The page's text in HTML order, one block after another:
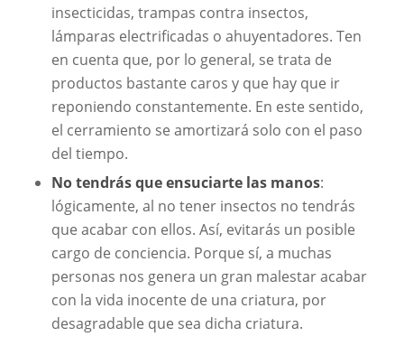
insecticidas, trampas contra insectos,
lámparas electrificadas o ahuyentadores. Ten
en cuenta que, por lo general, se trata de
productos bastante caros y que hay que ir
reponiendo constantemente. En este sentido,
el cerramiento se amortizará solo con el paso
del tiempo.
No tendrás que ensuciarte las manos:
lógicamente, al no tener insectos no tendrás
que acabar con ellos. Así, evitarás un posible
cargo de conciencia. Porque sí, a muchas
personas nos genera un gran malestar acabar
con la vida inocente de una criatura, por
desagradable que sea dicha criatura.